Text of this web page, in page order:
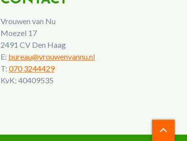
Vrouwen van Nu
Moezel 17
2491 CV Den Haag
E: bureau@vrouwenvannu.nl
T: 070 3244429
KvK: 40409535